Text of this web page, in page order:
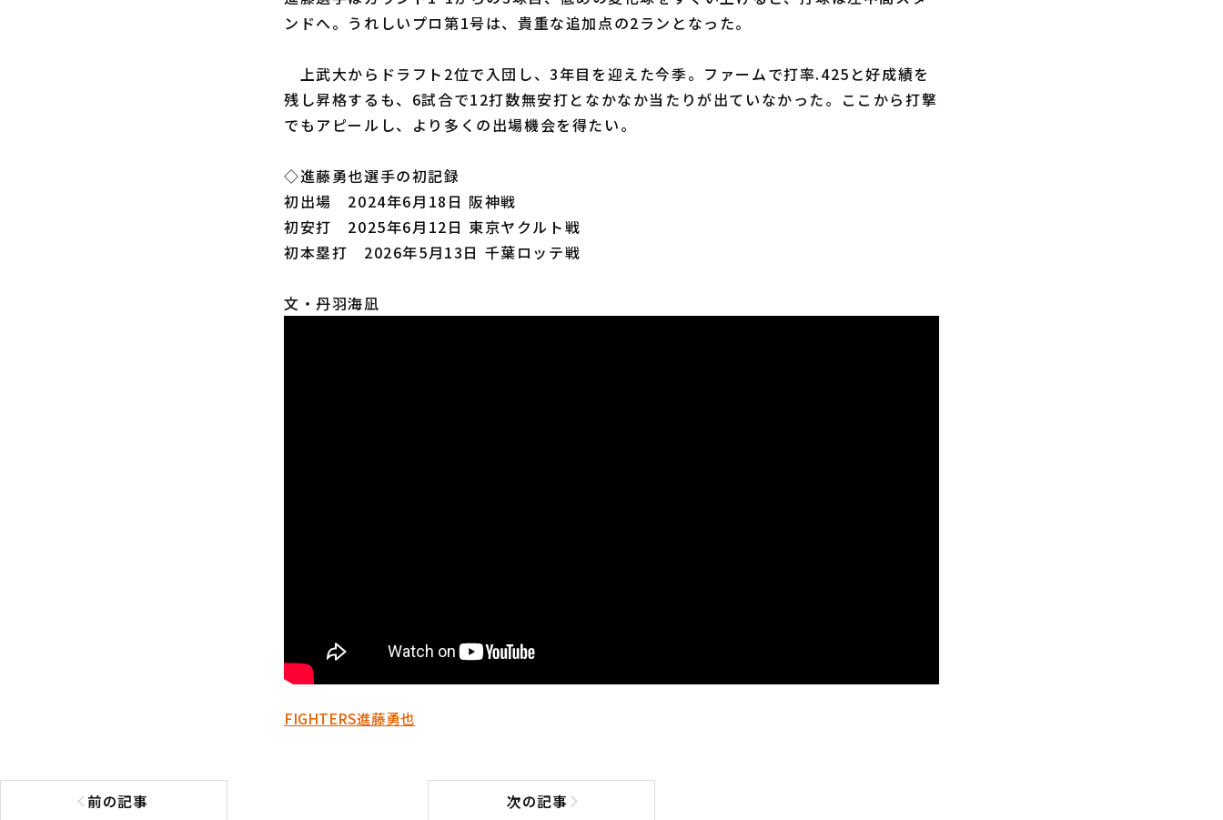
ンドへ。うれしいプロ第1号は、貴重な追加点の2ランとなった。
上武大からドラフト2位で入団し、3年目を迎えた今季。ファームで打率.425と好成績を
残し昇格するも、6試合で12打数無安打となかなか当たりが出ていなかった。ここから打撃
でもアピールし、より多くの出場機会を得たい。
◇進藤勇也選手の初記録
初出場 2024年6月18日 阪神戦
初安打 2025年6月12日 東京ヤクルト戦
初本塁打 2026年5月13日 千葉ロッテ戦
文・丹羽海凪
FIGHTERS進藤勇也
前の記事
前の記事へ 次の記事次の記事へ